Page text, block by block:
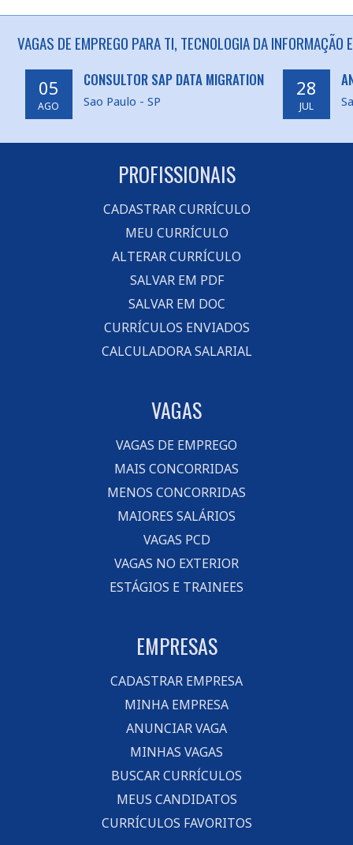
VAGAS DE EMPREGO PARA TI, TECNOLOGIA DA INFORMAÇÃO
05
AGO
CONSULTOR SAP DATA MIGRATION
Sao Paulo - SP
28
JUL
PROFISSIONAIS
CADASTRAR CURRÍCULO
MEU CURRÍCULO
ALTERAR CURRÍCULO
SALVAR EM PDF
SALVAR EM DOC
CURRÍCULOS ENVIADOS
CALCULADORA SALARIAL
VAGAS
VAGAS DE EMPREGO
MAIS CONCORRIDAS
MENOS CONCORRIDAS
MAIORES SALÁRIOS
VAGAS PCD
VAGAS NO EXTERIOR
ESTÁGIOS E TRAINEES
EMPRESAS
CADASTRAR EMPRESA
MINHA EMPRESA
ANUNCIAR VAGA
MINHAS VAGAS
BUSCAR CURRÍCULOS
MEUS CANDIDATOS
CURRÍCULOS FAVORITOS